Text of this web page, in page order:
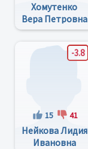
Хомутенко
Вера Петровна
-3.8
15 41
Нейкова Лидия
Ивановна